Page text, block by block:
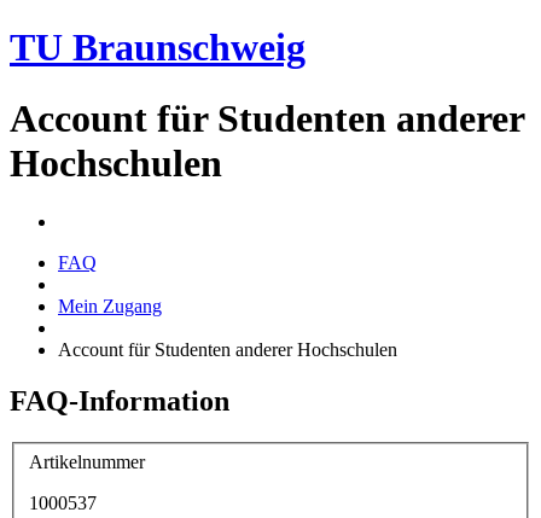
TU Braunschweig
Account für Studenten anderer
Hochschulen
FAQ
Mein Zugang
Account für Studenten anderer Hochschulen
FAQ-Information
Artikelnummer
1000537